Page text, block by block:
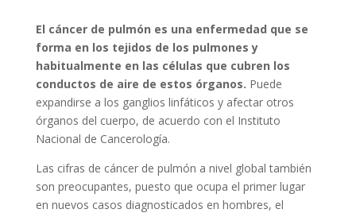
El cáncer de pulmón es una enfermedad que se
forma en los tejidos de los pulmones y
habitualmente en las células que cubren los
conductos de aire de estos órganos. Puede
expandirse a los ganglios linfáticos y afectar otros
órganos del cuerpo, de acuerdo con el Instituto
Nacional de Cancerología.
Las cifras de cáncer de pulmón a nivel global también
son preocupantes, puesto que ocupa el primer lugar
en nuevos casos diagnosticados en hombres, el